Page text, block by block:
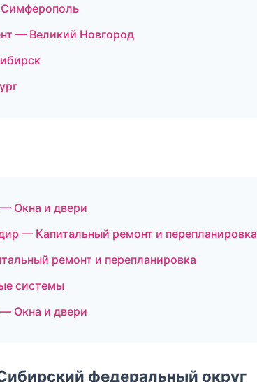
— Великий Новгород
Окна и двери
— Капитальный ремонт и перепланировка
ремонт и перепланировка
системы
Окна и двери
федеральный округ